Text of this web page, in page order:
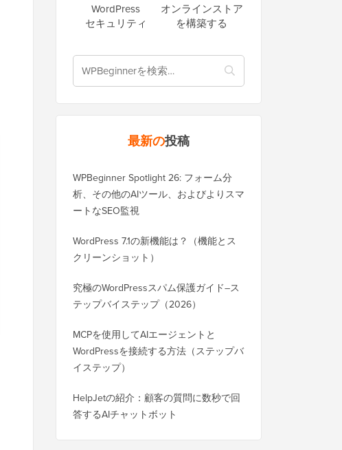
WordPress
セキュリティ
オンラインストア
を構築する
最新の投稿
WPBeginner Spotlight 26: フォーム分
析、その他のAIツール、およびよりスマ
ートなSEO監視
WordPress 7.1の新機能は？（機能とス
クリーンショット）
究極のWordPressスパム保護ガイド–ス
テップバイステップ（2026）
MCPを使用してAIエージェントと
WordPressを接続する方法（ステップバ
イステップ）
HelpJetの紹介：顧客の質問に数秒で回
答するAIチャットボット